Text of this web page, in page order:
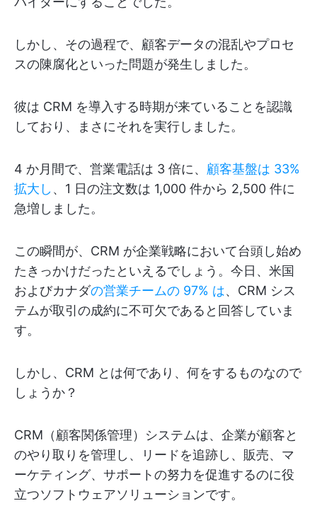
しかし、その過程で、顧客データの混乱やプロセ
スの陳腐化といった問題が発生しました。
彼は CRM を導入する時期が来ていることを認識
しており、まさにそれを実行しました。
4 か月間で、営業電話は 3 倍に、 顧客基盤は 33%
拡大し 、1 日の注文数は 1,000 件から 2,500 件に
急増しました。
この瞬間が、CRM が企業戦略において台頭し始め
たきっかけだったといえるでしょう。今日、米国
およびカナダの営業チームの 97% は、CRM シス
テムが取引の成約に不可欠であると回答していま
す。
しかし、CRM とは何であり、何をするものなので
しょうか？
CRM（顧客関係管理）システムは、企業が顧客と
のやり取りを管理し、リードを追跡し、販売、マ
ーケティング、サポートの努力を促進するのに役
立つソフトウェアソリューションです。